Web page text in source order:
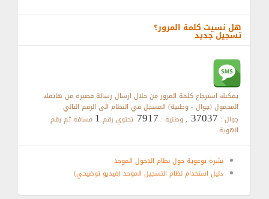
هل نسيت كلمة المرور؟
تسجيل جديد
يمكنك استرجاع كلمة المرور من خلال ارسال رسالة قصيرة من هاتفك
المحمول (جوال - وطنية) المسجل في النظام الى الرقم التالي
جوال : 37037 , وطنية : 7917 تحتوي رقم 1 مسافة ثم رقم
الهوية
نشرة توعوية حول نظام الدخول الموحد
دليل استخدام نظام التسجيل الموحد (فيديو توضيحي)